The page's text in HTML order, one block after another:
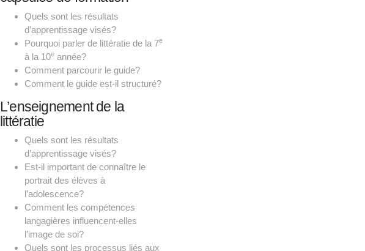
Quels sont les résultats
d’apprentissage visés?
Pourquoi parler de littératie de la 7e
à la 10e année?
Comment parcourir le guide?
Comment le guide est-il structuré?
L’enseignement de la
littératie
Quels sont les résultats
d’apprentissage visés?
Est-il important de connaître le
portrait des élèves à
l’adolescence?
Comment les compétences
langagières influencent-elles
l’image de soi?
Quels sont les processus liés aux